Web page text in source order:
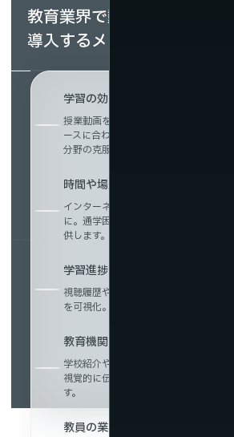
教育業界で動画配信・VR・
導入するメリット
学習の効率化と反復学習・復習の
授業動画を繰り返し視聴することで理
ースに合わせた復習が可能になります
分野の克服にも効果的です。
時間や場所に縛られないオンライ
インターネット環境があれば、いつで
に。通学困難な生徒や多忙な学生にも
供します。
学習進捗の把握・視聴解析による
視聴履歴や再生傾向を分析することで
を可視化。教材改善や指導方針の見直し
教育機関の魅力発信・広報力の強化
学校紹介やイベントの動画配信により
視覚的に伝達。入学希望者や保護者へ
す。
教員の業務負担軽減と働き方改革